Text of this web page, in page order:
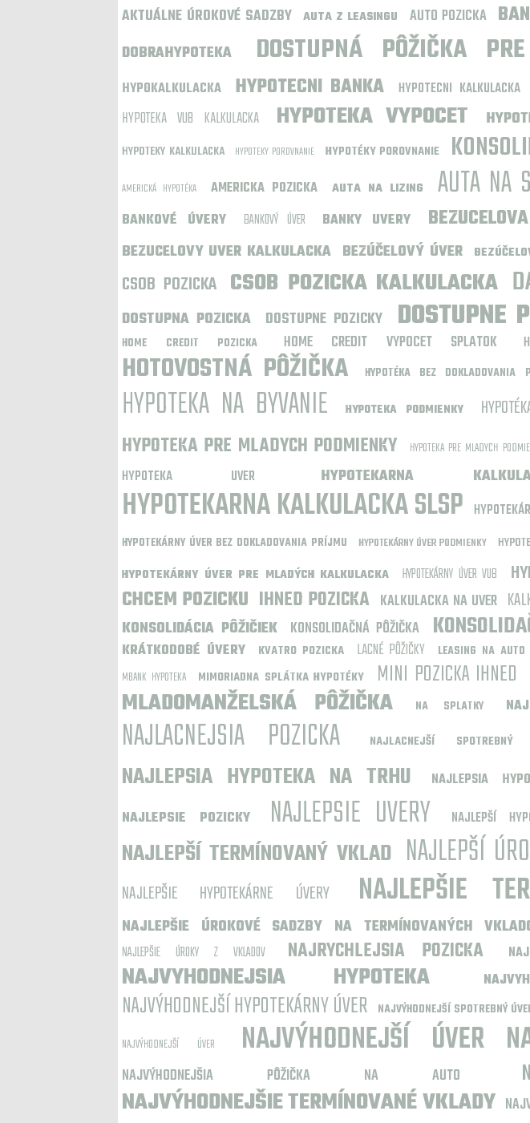
AKTUÁLNE ÚROKOVÉ SADZBY AUTA Z LEASINGU AUTO POZICKA
DOBRAHYPOTEKA DOSTUPNÁ PÔŽIČKA
HYPOKALKULACKA HYPOTECNI BANKA HYPOTECNI KALKULACKA
HYPOTEKA VUB KALKULACKA
HYPOTEKA VYPOCET
HYPOTEKY KALKULACKA HYPOTEKY POROVNANIE HYPOTÉKY POROVNANIE
AMERICKÁ HYPOTÉKA AMERICKA POZICKA AUTA NA LIZING AUTA NA
BANKOVÉ ÚVERY BANKOVÝ ÚVER BANKY UVERY
BEZUCELOVY UVER KALKULACKA BEZÚČELOVÝ ÚVER
CSOB POZICKA CSOB POZICKA KALKULACKA
DOSTUPNA POZICKA DOSTUPNE POZICKY DOSTUPNE
HOME CREDIT POZICKA
HOME CREDIT VYPOCET SPLATOK
HOTOVOSTNÁ PÔŽIČKA HYPOTÉKA BEZ DOKLADOVANIA
HYPOTEKA NA BYVANIE HYPOTEKA PODMIENKY
HYPOTEKA PRE MLADYCH PODMIENKY
HYPOTEKA PRE MLADYCH
HYPOTEKA UVER HYPOTEKARNA
HYPOTEKARNA KALKULACKA SLSP
HYPOTEKÁRNY ÚVER BEZ DOKLADOVANIA PRÍJMU HYPOTEKÁRNY ÚVER PODMIENKY
HYPOTEKÁRNY ÚVER PRE MLADÝCH KALKULACKA HYPOTEKÁRNY ÚVER VUB
CHCEM POZICKU IHNED POZICKA KALKULACKA NA UVER
KONSOLIDÁCIA PÔŽIČIEK KONSOLIDAČNÁ PÔŽIČKA
KRÁTKODOBÉ ÚVERY KVATRO POZICKA LACNÉ PÔŽIČKY LEASING NA AUTO
MBANK HYPOTEKA MIMORIADNA SPLÁTKA HYPOTÉKY MINI POZICKA IHNED
MLADOMANŽELSKÁ PÔŽIČKA NA SPLATKY
NAJLACNEJSIA POZICKA NAJLACNEJŠÍ SPOTREBNÝ
NAJLEPSIA HYPOTEKA NA TRHU NAJLEPSIA
NAJLEPSIE POZICKY
NAJLEPSIE UVERY NAJLEPŠÍ
NAJLEPŠÍ TERMÍNOVANÝ VKLAD NAJLEPŠÍ
NAJLEPŠIE HYPOTEKÁRNE ÚVERY NAJLEPŠIE
NAJLEPŠIE ÚROKOVÉ SADZBY NA TERMÍNOVANÝCH
NAJLEPŠIE ÚROKY Z VKLADOV
NAJRYCHLEJSIA POZICKA
NAJVYHODNEJSIA HYPOTEKA
NAJVÝHODNEJŠÍ HYPOTEKÁRNY ÚVER NAJVÝHODNEJŠÍ SPOTREBNÝ
NAJVÝHODNEJŠÍ ÚVER NAJVÝHODNEJŠÍ ÚVER
NAJVÝHODNEJŠIA PÔŽIČKA NA AUTO
NAJVÝHODNEJŠIE TERMÍNOVANÉ VKLADY